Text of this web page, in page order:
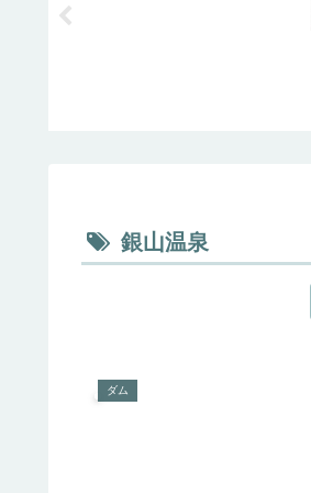
銀山温泉
ダム